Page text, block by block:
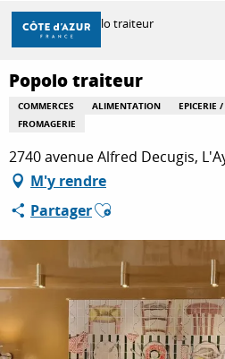
Aller
contenu
principal
DÉCOUVRIR
À FAIRE
SÉJOURNER
Accueil Popolo traiteur
Popolo traiteur
COMMERCES ALIMENTATION EPICERIE
FROMAGERIE
2740 avenue Alfred Decugis,
M'y rendre
PartagerAjouter aux favoris